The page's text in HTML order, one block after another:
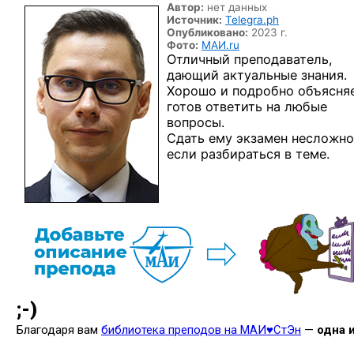
Автор: нет данных
Источник: Telegra.ph
Опубликовано: 2023 г.
Фото: МАИ.ru
Отличный преподаватель,
дающий актуальные знания.
Хорошо и подробно
готов ответить на любые
вопросы.
Сдать ему экзамен
если разбираться в теме.